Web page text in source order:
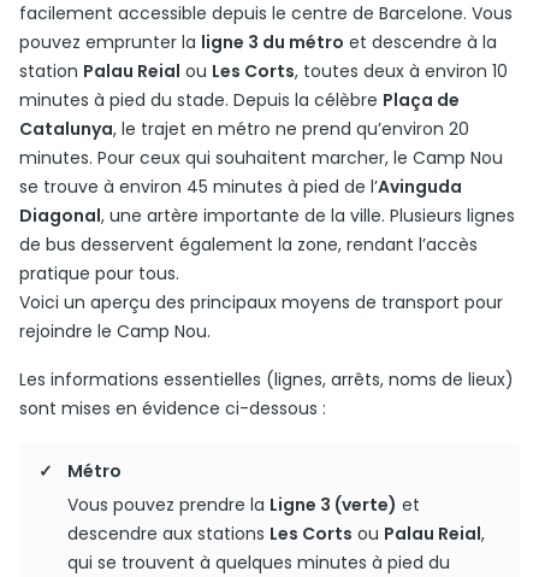
facilement accessible depuis le centre de Barcelone. Vous
pouvez emprunter la ligne 3 du métro et descendre à la
station Palau Reial ou Les Corts, toutes deux à environ 10
minutes à pied du stade. Depuis la célèbre Plaça de
Catalunya, le trajet en métro ne prend qu’environ 20
minutes. Pour ceux qui souhaitent marcher, le Camp Nou
se trouve à environ 45 minutes à pied de l’Avinguda
Diagonal, une artère importante de la ville. Plusieurs lignes
de bus desservent également la zone, rendant l’accès
pratique pour tous.
Voici un aperçu des principaux moyens de transport pour
rejoindre le Camp Nou.
Les informations essentielles (lignes, arrêts, noms de lieux)
sont mises en évidence ci-dessous :
Métro
Vous pouvez prendre la Ligne 3 (verte) et
descendre aux stations Les Corts ou Palau Reial,
qui se trouvent à quelques minutes à pied du